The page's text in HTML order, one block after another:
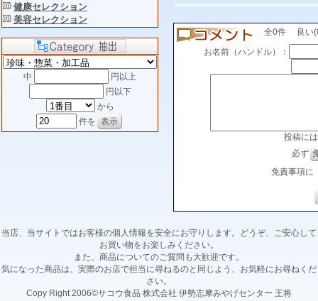
健康セレクション
美容セレクション
中
円以上
円以下
から
件を
全0件 良い
お名前（ハンドル）：
投稿に
必ず
免責事項に
当店、当サイトではお客様の個人情報を安全にお守りします。どうぞ、ご安心して
お買い物をお楽しみください。
また、商品についてのご質問も大歓迎です。
気になった商品は、実際のお店で担当に尋ねるのと同じよう、お気軽にお尋ねくだ
さい。
Copy Right 2006©サコウ食品 株式会社 伊勢志摩みやげセンター 王将